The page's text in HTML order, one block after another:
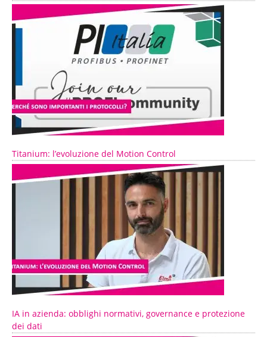
Titanium: l’evoluzione del Motion Control
IA in azienda: obblighi normativi, governance e protezione
dei dati